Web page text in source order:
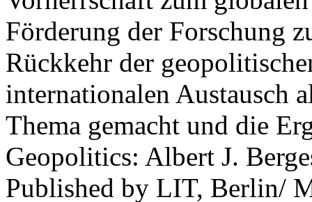
Förderung der Forschung
Rückkehr der
internationalen Austausch
Thema gemacht und die
Geopolitics: Albert J.
Published by LIT, Berlin/